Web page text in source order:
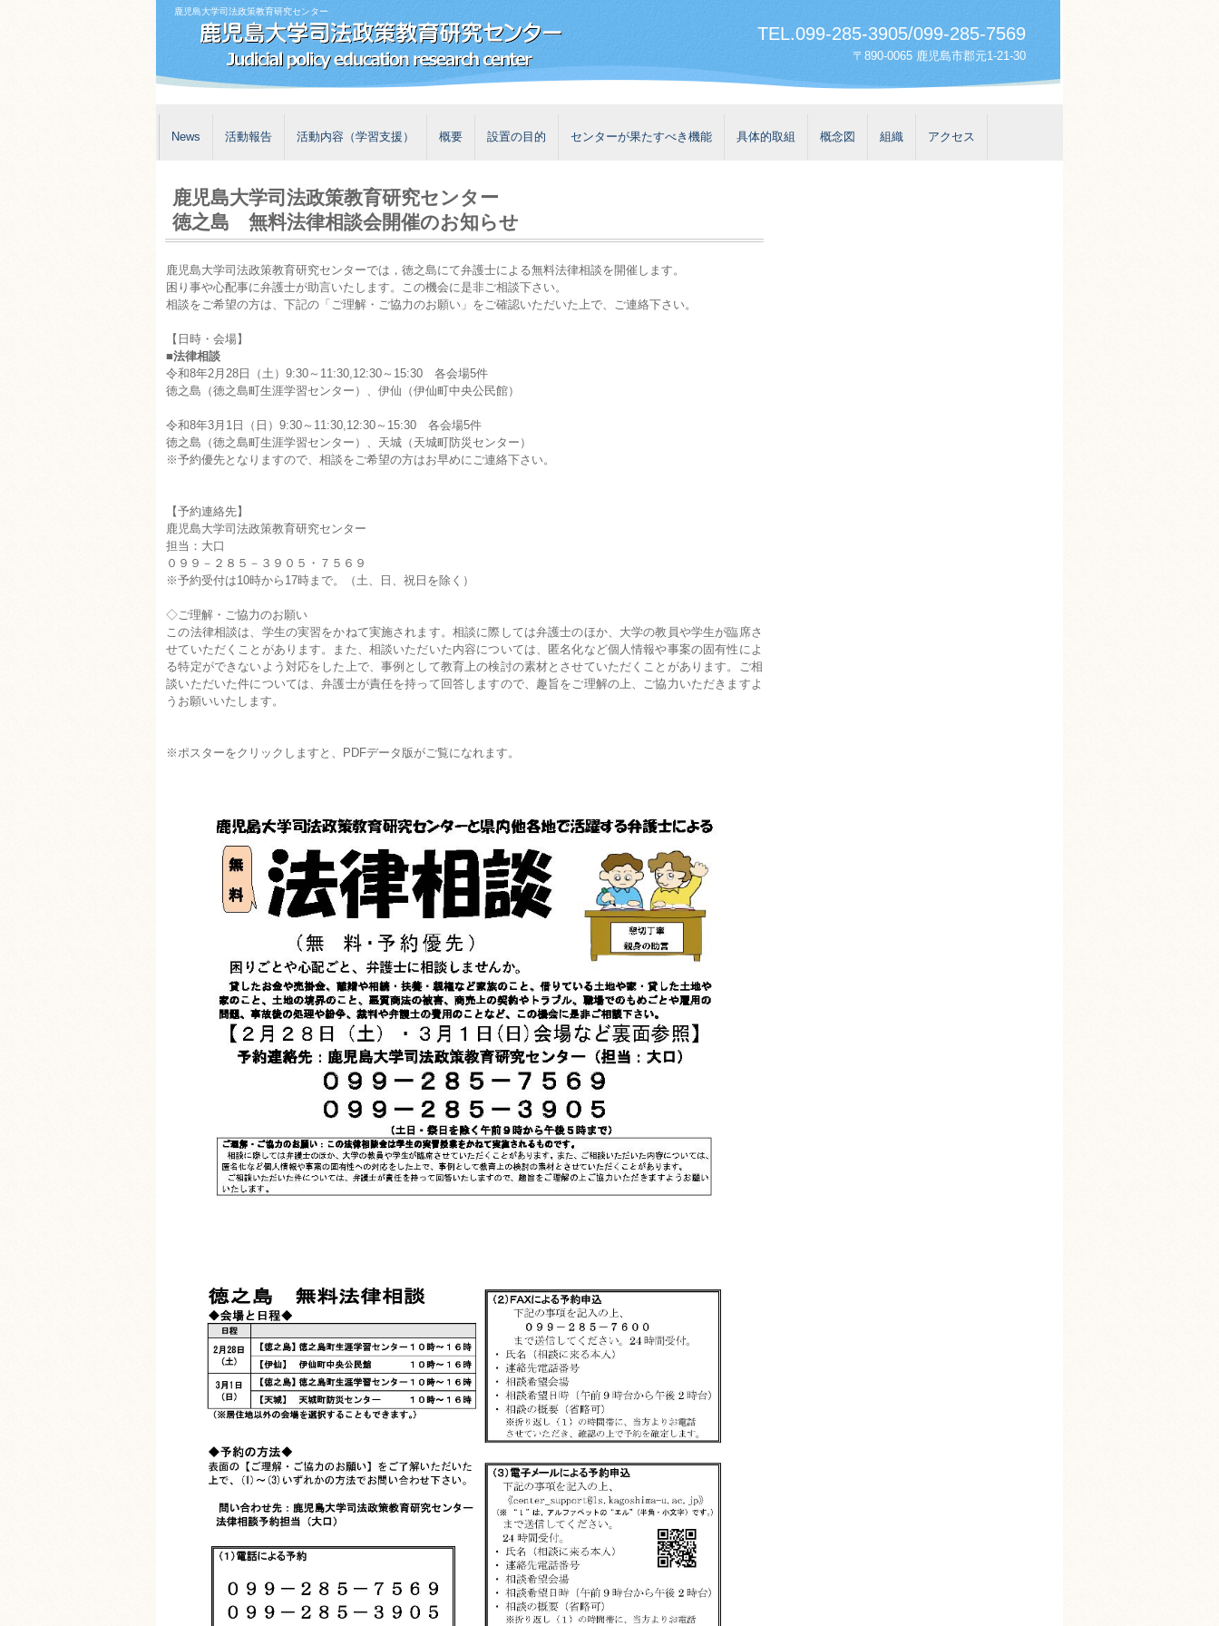
鹿児島大学司法政策教育研究センター
TEL.099-285-3905/099-285-7569
〒890-0065 鹿児島市郡元1-21-30
News 活動報告 活動内容（学習支援） 概要 設置の目的 センターが果たすべき機能 具体的取組 概念図 組織 アクセス
鹿児島大学司法政策教育研究センター
徳之島 無料法律相談会開催のお知らせ
鹿児島大学司法政策教育研究センターでは，徳之島にて弁護士による無料法律相談を開催します。
困り事や心配事に弁護士が助言いたします。この機会に是非ご相談下さい。
相談をご希望の方は、下記の「ご理解・ご協力のお願い」をご確認いただいた上で、ご連絡下さい。
【日時・会場】
■法律相談
令和8年2月28日（土）9:30～11:30,12:30～15:30 各会場5件
徳之島（徳之島町生涯学習センター）、伊仙（伊仙町中央公民館）
令和8年3月1日（日）9:30～11:30,12:30～15:30 各会場5件
徳之島（徳之島町生涯学習センター）、天城（天城町防災センター）
※予約優先となりますので、相談をご希望の方はお早めにご連絡下さい。
【予約連絡先】
鹿児島大学司法政策教育研究センター
担当：大口
０９９－２８５－３９０５・７５６９
※予約受付は10時から17時まで。（土、日、祝日を除く）
◇ご理解・ご協力のお願い
この法律相談は、学生の実習をかねて実施されます。相談に際しては弁護士のほか、大学の教員や学生が臨席さ
せていただくことがあります。また、相談いただいた内容については、匿名化など個人情報や事案の固有性によ
る特定ができないよう対応をした上で、事例として教育上の検討の素材とさせていただくことがあります。ご相
談いただいた件については、弁護士が責任を持って回答しますので、趣旨をご理解の上、ご協力いただきますよ
うお願いいたします。
※ポスターをクリックしますと、PDFデータ版がご覧になれます。